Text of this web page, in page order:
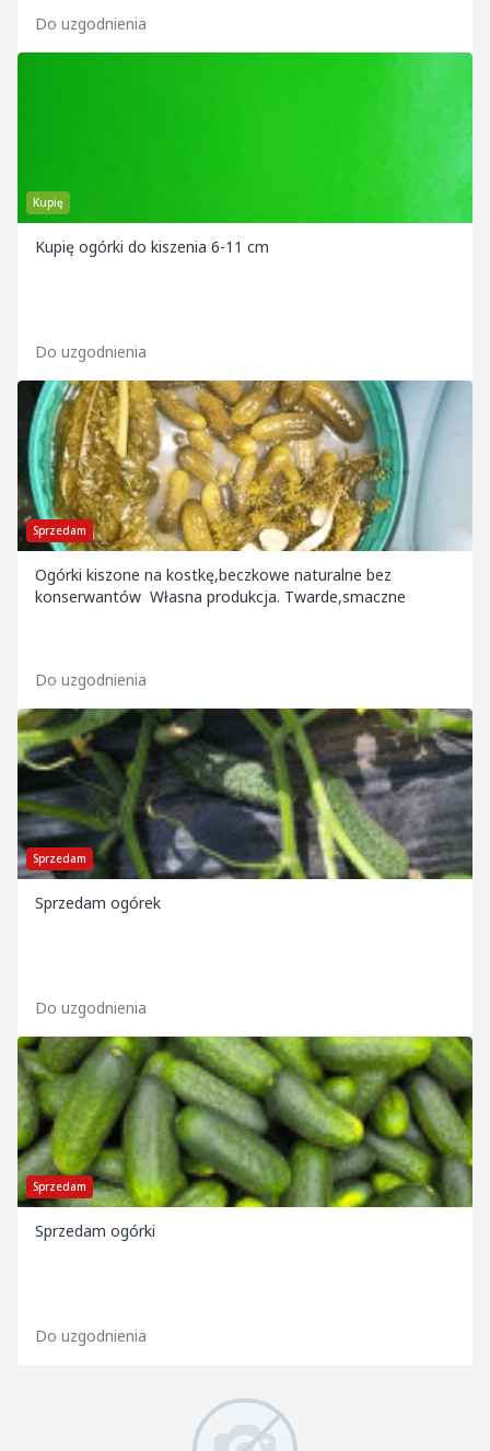
Do uzgodnienia
Kupię
Kupię ogórki do kiszenia 6-11 cm
Do uzgodnienia
Sprzedam
Ogórki kiszone na kostkę,beczkowe naturalne bez
konserwantów Własna produkcja. Twarde,smaczne
Do uzgodnienia
Sprzedam
Sprzedam ogórek
Do uzgodnienia
Sprzedam
Sprzedam ogórki
Do uzgodnienia